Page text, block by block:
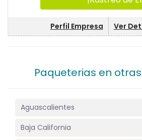
Perfil Empresa Ver
Paqueterias en
Aguascalientes
Baja California